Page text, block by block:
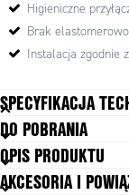
Higieniczne
Brak
Instalacja zgodnie
SPECYFIKACJA
Materiał podłączenia
Podłączenie
DO POBRANIA
OPIS PRODUKTU
AKCESORIA I